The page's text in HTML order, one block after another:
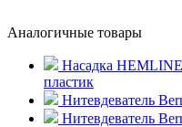
Аналогичные товары
Насадка
пластик
Нитевдеватель
Нитевдеватель